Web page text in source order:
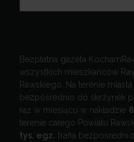
Bezpłatna gazeta
wszystkich mieszkańców
Rawskiego. Na terenie
bezpośrednio do skrzynek
raz w miesiącu w nakładzie
terenie całego Powiatu
tys. egz. trafia